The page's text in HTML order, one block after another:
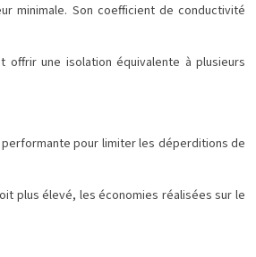
minimale. Son coefficient de conductivité
offrir une isolation équivalente à plusieurs
pour limiter les déperditions de
plus élevé, les économies réalisées sur le